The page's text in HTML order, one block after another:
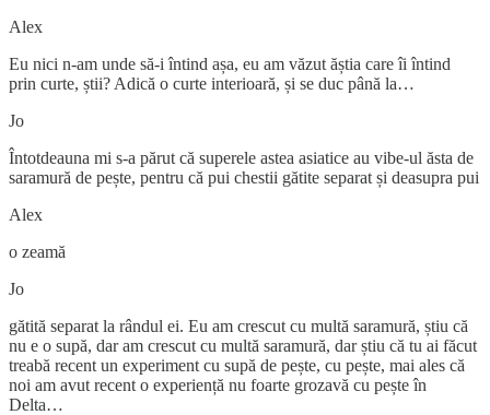
Alex
Eu nici n-am unde să-i întind așa, eu am văzut ăștia care îi întind
prin curte, știi? Adică o curte interioară, și se duc până la…
Jo
Întotdeauna mi s-a părut că superele astea asiatice au vibe-ul ăsta de
saramură de pește, pentru că pui chestii gătite separat și deasupra pui
Alex
o zeamă
Jo
gătită separat la rândul ei. Eu am crescut cu multă saramură, știu că
nu e o supă, dar am crescut cu multă saramură, dar știu că tu ai făcut
treabă recent un experiment cu supă de pește, cu pește, mai ales că
noi am avut recent o experiență nu foarte grozavă cu pește în
Delta…